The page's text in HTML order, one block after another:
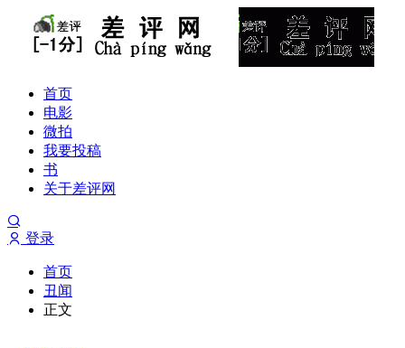
首页
电影
微拍
我要投稿
书
关于差评网
登录
首页
丑闻
正文